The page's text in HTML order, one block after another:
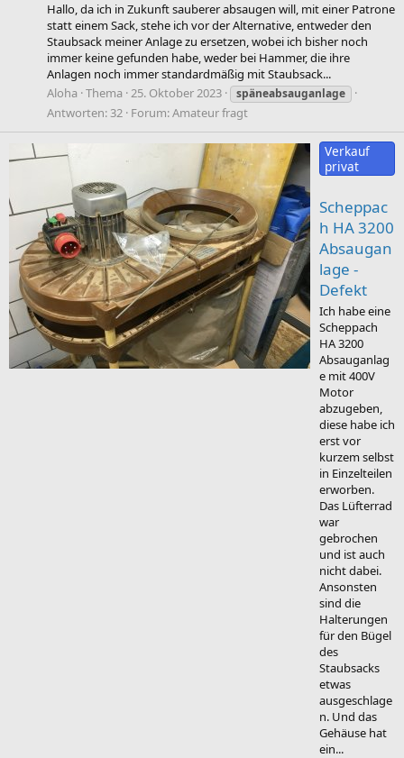
Hallo, da ich in Zukunft sauberer absaugen will, mit einer Patrone
statt einem Sack, stehe ich vor der Alternative, entweder den
Staubsack meiner Anlage zu ersetzen, wobei ich bisher noch
immer keine gefunden habe, weder bei Hammer, die ihre
Anlagen noch immer standardmäßig mit Staubsack...
Aloha Thema 25. Oktober 2023 späneabsauganlage
Antworten: 32 Forum:Amateur fragt
Verkauf
privat
Scheppac
h HA 3200
Absaugan
lage -
Defekt
Ich habe eine
Scheppach
HA 3200
Absauganlag
e mit 400V
Motor
abzugeben,
diese habe ich
erst vor
kurzem selbst
in Einzelteilen
erworben.
Das Lüfterrad
war
gebrochen
und ist auch
nicht dabei.
Ansonsten
sind die
Halterungen
für den Bügel
des
Staubsacks
etwas
ausgeschlage
n. Und das
Gehäuse hat
ein...